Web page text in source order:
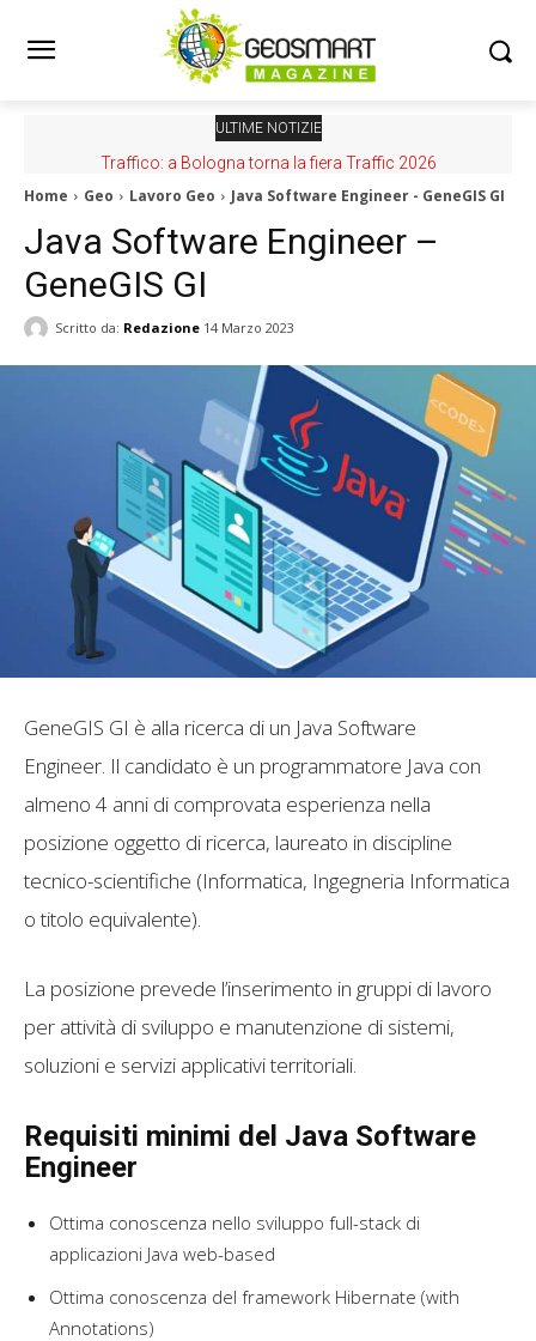
ULTIME NOTIZIE
Traffico: a Bologna torna la fiera Traffic 2026
Home Geo Lavoro Geo Java Software Engineer - GeneGIS GI
Java Software Engineer –
GeneGIS GI
Scritto da: Redazione 14 Marzo 2023
GeneGIS GI è alla ricerca di un Java Software
Engineer. Il candidato è un programmatore Java con
almeno 4 anni di comprovata esperienza nella
posizione oggetto di ricerca, laureato in discipline
tecnico-scientifiche (Informatica, Ingegneria Informatica
o titolo equivalente).
La posizione prevede l’inserimento in gruppi di lavoro
per attività di sviluppo e manutenzione di sistemi,
soluzioni e servizi applicativi territoriali.
Requisiti minimi del Java Software
Engineer
Ottima conoscenza nello sviluppo full-stack di
applicazioni Java web-based
Ottima conoscenza del framework Hibernate (with
Annotations)